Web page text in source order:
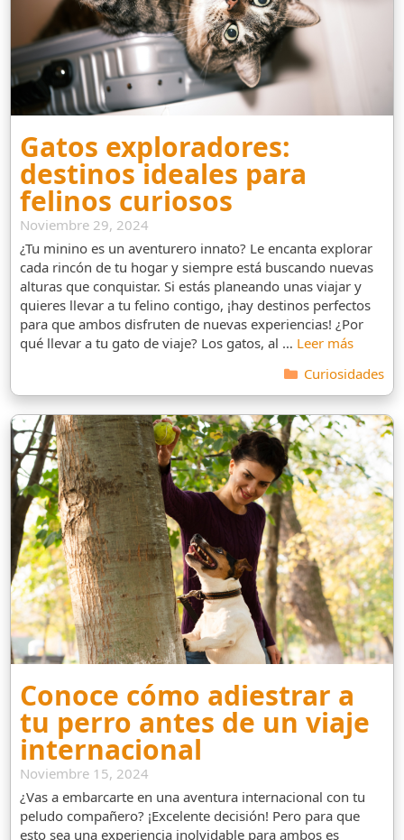
Gatos exploradores:
destinos ideales para
felinos curiosos
Noviembre 29, 2024
¿Tu minino es un aventurero innato? Le encanta explorar
cada rincón de tu hogar y siempre está buscando nuevas
alturas que conquistar. Si estás planeando unas viajar y
quieres llevar a tu felino contigo, ¡hay destinos perfectos
para que ambos disfruten de nuevas experiencias! ¿Por
qué llevar a tu gato de viaje? Los gatos, al … Leer más
Categorías
Curiosidades
Conoce cómo adiestrar a
tu perro antes de un viaje
internacional
Noviembre 15, 2024
¿Vas a embarcarte en una aventura internacional con tu
peludo compañero? ¡Excelente decisión! Pero para que
esto sea una experiencia inolvidable para ambos es